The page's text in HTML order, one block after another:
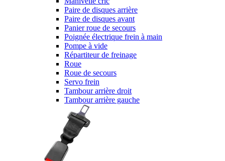
Paire de disques arrière
Paire de disques avant
Panier roue de secours
Poignée électrique frein à main
Pompe à vide
Répartiteur de freinage
Roue
Roue de secours
Servo frein
Tambour arrière droit
Tambour arrière gauche